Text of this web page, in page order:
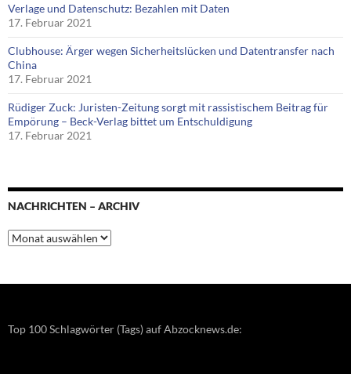
Verlage und Datenschutz: Bezahlen mit Daten
17. Februar 2021
Clubhouse: Ärger wegen Sicherheitslücken und Datentransfer nach
China
17. Februar 2021
Rüdiger Zuck: Juristen-Zeitung sorgt mit rassistischem Beitrag für
Empörung – Beck-Verlag bittet um Entschuldigung
17. Februar 2021
NACHRICHTEN – ARCHIV
Nachrichten
–
Top 100 Schlagwörter (Tags) auf Abzocknews.de: